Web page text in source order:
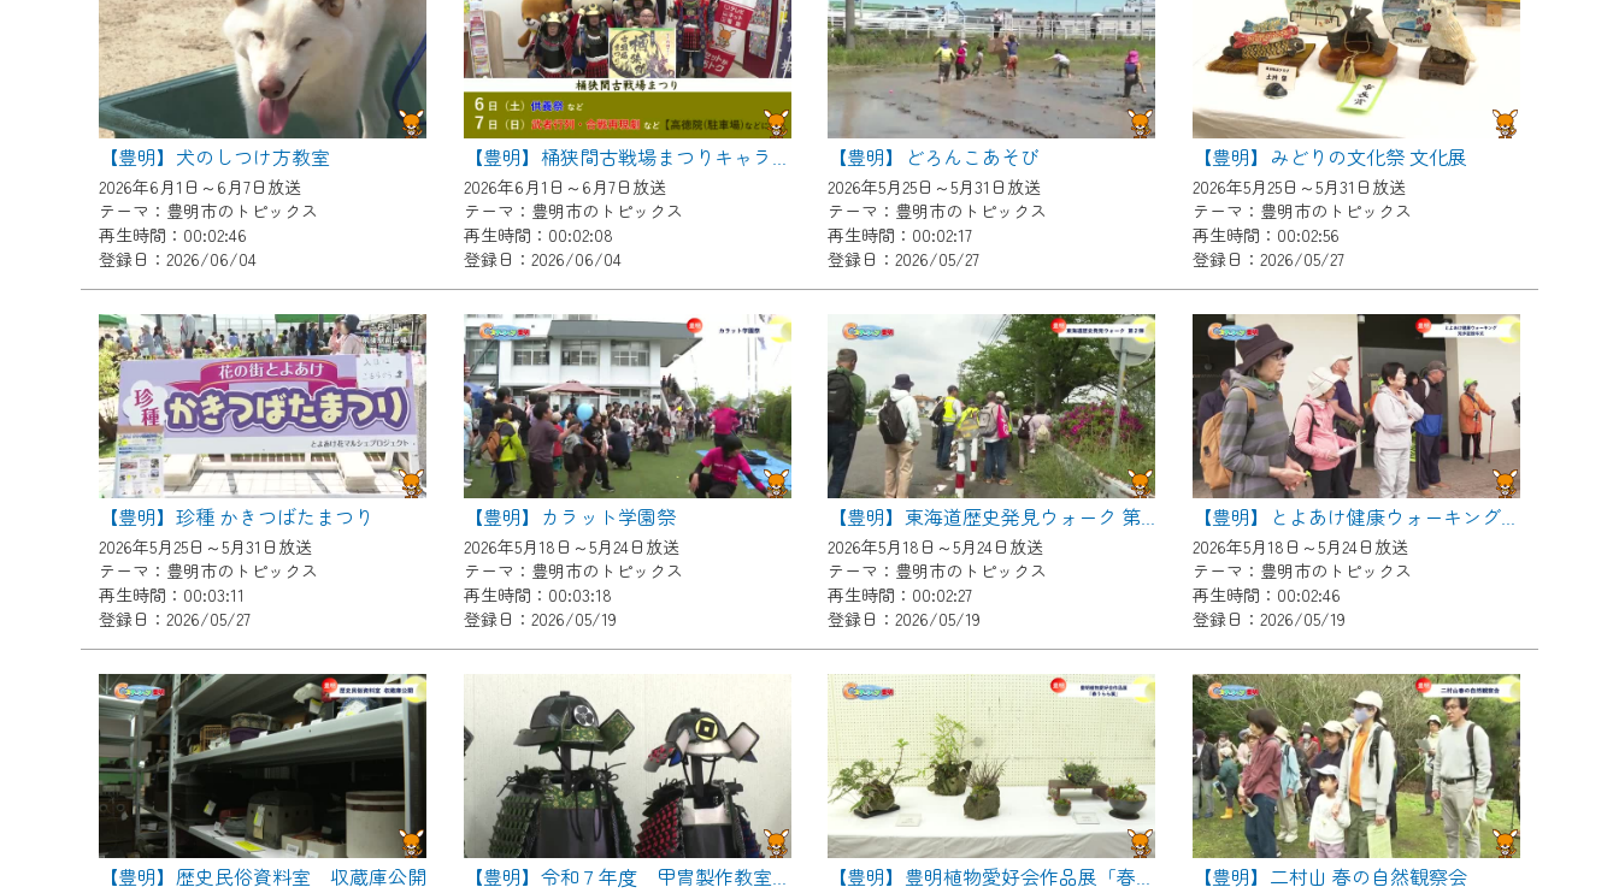
【豊明】犬のしつけ方教室
2026年6月1日～6月7日放送
テーマ：豊明市のトピックス
再生時間：00:02:46
登録日：2026/06/04
【豊明】桶狭間古戦場まつりキャラバン隊来局
2026年6月1日～6月7日放送
テーマ：豊明市のトピックス
再生時間：00:02:08
登録日：2026/06/04
【豊明】どろんこあそび
2026年5月25日～5月31日放送
テーマ：豊明市のトピックス
再生時間：00:02:17
登録日：2026/05/27
【豊明】みどりの文化祭 文化展
2026年5月25日～5月31日放送
テーマ：豊明市のトピックス
再生時間：00:02:56
登録日：2026/05/27
【豊明】珍種 かきつばたまつり
2026年5月25日～5月31日放送
テーマ：豊明市のトピックス
再生時間：00:03:11
登録日：2026/05/27
【豊明】カラット学園祭
2026年5月18日～5月24日放送
テーマ：豊明市のトピックス
再生時間：00:03:18
登録日：2026/05/19
【豊明】東海道歴史発見ウォーク 第２弾
2026年5月18日～5月24日放送
テーマ：豊明市のトピックス
再生時間：00:02:27
登録日：2026/05/19
【豊明】とよあけ健康ウォーキング完歩証授与式
2026年5月18日～5月24日放送
テーマ：豊明市のトピックス
再生時間：00:02:46
登録日：2026/05/19
【豊明】歴史民俗資料室 収蔵庫公開 【豊明】令和７年度 甲冑製作教室 閉講式 【豊明】豊明植物愛好会作品展「春うらら展」 【豊明】二村山 春の自然観察会
※マイページへのログインには、MyIDが必要となります。
※MyIDとは、CCNet Web TVを含むCCNetの各種サービスをご利用頂くためのIDです。
IDはお客様が使っているメールアドレスで設定できます。
（GmailやYahooなどのフリーメールアドレスでも作成可能です）
※マイページへのログイン・MyIDの新規登録はこちらから
※CCNetアプリをご利用中の方は引き続きご視聴いただけます。
＜メンテナンス情報＞
CCNetWebTVのリニューアルにともないメンテナンス作業を予定しています。
日時 9/24 9:30～16:30
作業の間は、CCNetWebTVの画面が「メンテナンス中」になり、ご利用いただけません。
ご不便をおかけいたしますが、ご了承の程よろしくお願いいたします。